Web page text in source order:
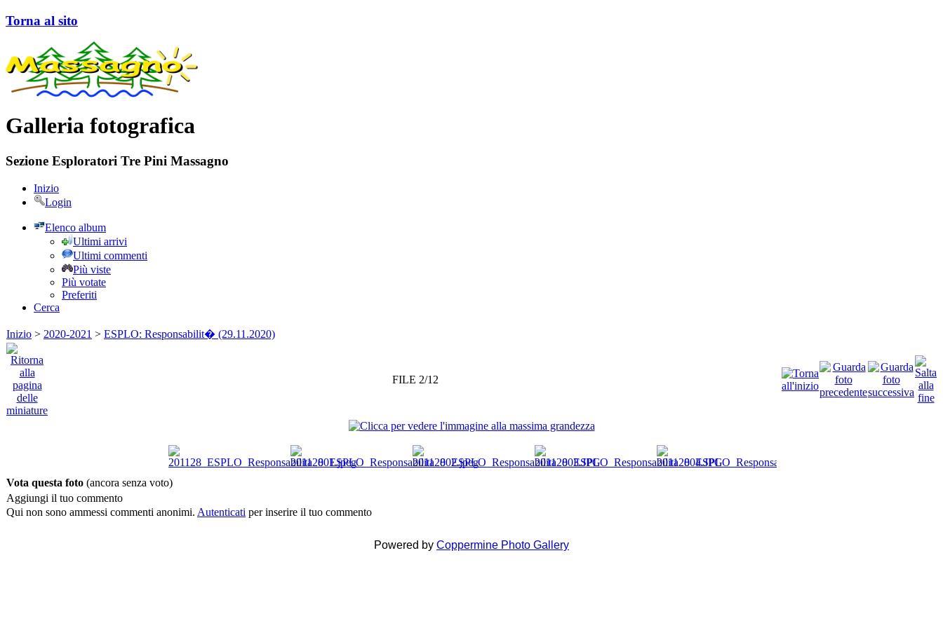
Torna al sito
Galleria fotografica
Sezione Esploratori Tre Pini Massagno
Inizio
Login
Elenco album
Ultimi arrivi
Ultimi commenti
Più viste
Più votate
Preferiti
Cerca
Inizio > 2020-2021 > ESPLO: Responsabilit� (29.11.2020)
FILE 2/12
Vota questa foto (ancora senza voto)
Aggiungi il tuo commento
Qui non sono ammessi commenti anonimi. Autenticati per inserire il tuo commento
Powered by Coppermine Photo Gallery